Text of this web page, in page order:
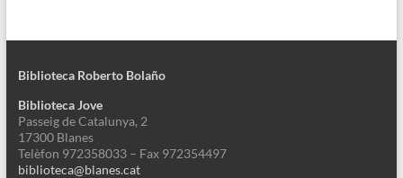
Biblioteca Roberto Bolaño
Biblioteca Jove
Passeig de Catalunya, 2
17300 Blanes
Telèfon 972358033 – Fax 972354497
biblioteca@blanes.cat